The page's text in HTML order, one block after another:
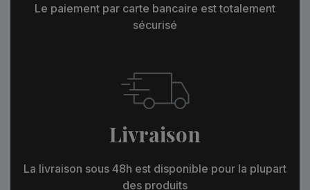
Le paiement par carte bancaire est totalement
sécurisé
Livraison
La livraison sous 48h est disponible pour la plupart
des produits